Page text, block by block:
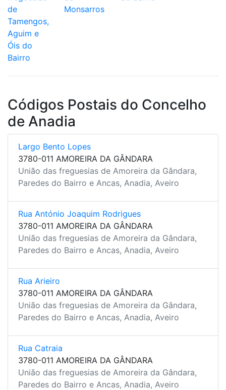
de
Tamengos,
Aguim e
Óis do
Bairro
Monsarros
Códigos Postais do Concelho
de Anadia
Largo Bento Lopes
3780-011 AMOREIRA DA GÂNDARA
União das freguesias de Amoreira da Gândara,
Paredes do Bairro e Ancas, Anadia, Aveiro
Rua António Joaquim Rodrigues
3780-011 AMOREIRA DA GÂNDARA
União das freguesias de Amoreira da Gândara,
Paredes do Bairro e Ancas, Anadia, Aveiro
Rua Arieiro
3780-011 AMOREIRA DA GÂNDARA
União das freguesias de Amoreira da Gândara,
Paredes do Bairro e Ancas, Anadia, Aveiro
Rua Catraia
3780-011 AMOREIRA DA GÂNDARA
União das freguesias de Amoreira da Gândara,
Paredes do Bairro e Ancas, Anadia, Aveiro